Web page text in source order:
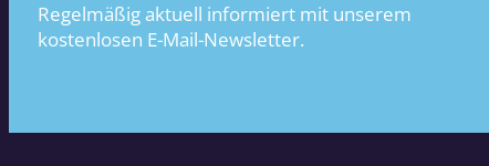
Regelmäßig aktuell informiert mit unserem
kostenlosen E-Mail-Newsletter.